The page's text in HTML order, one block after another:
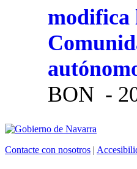
modifica
BON -
Contacte con nosotros |